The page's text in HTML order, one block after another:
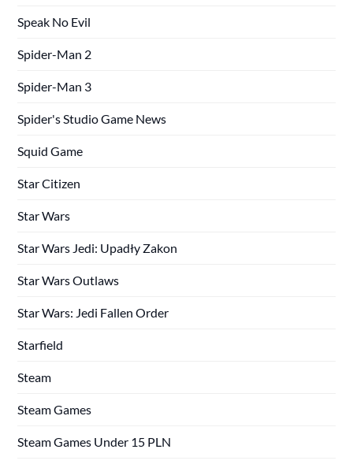
Speak No Evil
Spider-Man 2
Spider-Man 3
Spider's Studio Game News
Squid Game
Star Citizen
Star Wars
Star Wars Jedi: Upadły Zakon
Star Wars Outlaws
Star Wars: Jedi Fallen Order
Starfield
Steam
Steam Games
Steam Games Under 15 PLN